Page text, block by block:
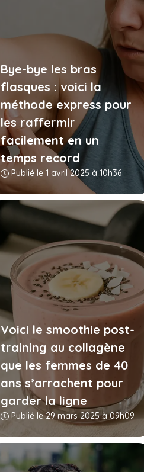
Bye-bye les bras
flasques : voici la
méthode express pour
les raffermir
facilement en un
temps record
Publié le 1 avril 2025 à 10h36
Voici le smoothie post-
training au collagène
que les femmes de 40
ans s’arrachent pour
garder la ligne
Publié le 29 mars 2025 à 09h09